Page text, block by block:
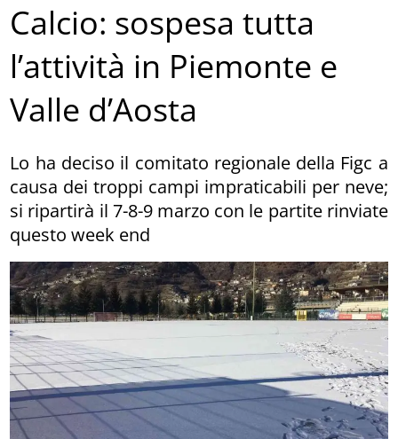
Calcio: sospesa tutta
l’attività in Piemonte e
Valle d’Aosta
Lo ha deciso il comitato regionale della Figc a
causa dei troppi campi impraticabili per neve;
si ripartirà il 7-8-9 marzo con le partite rinviate
questo week end